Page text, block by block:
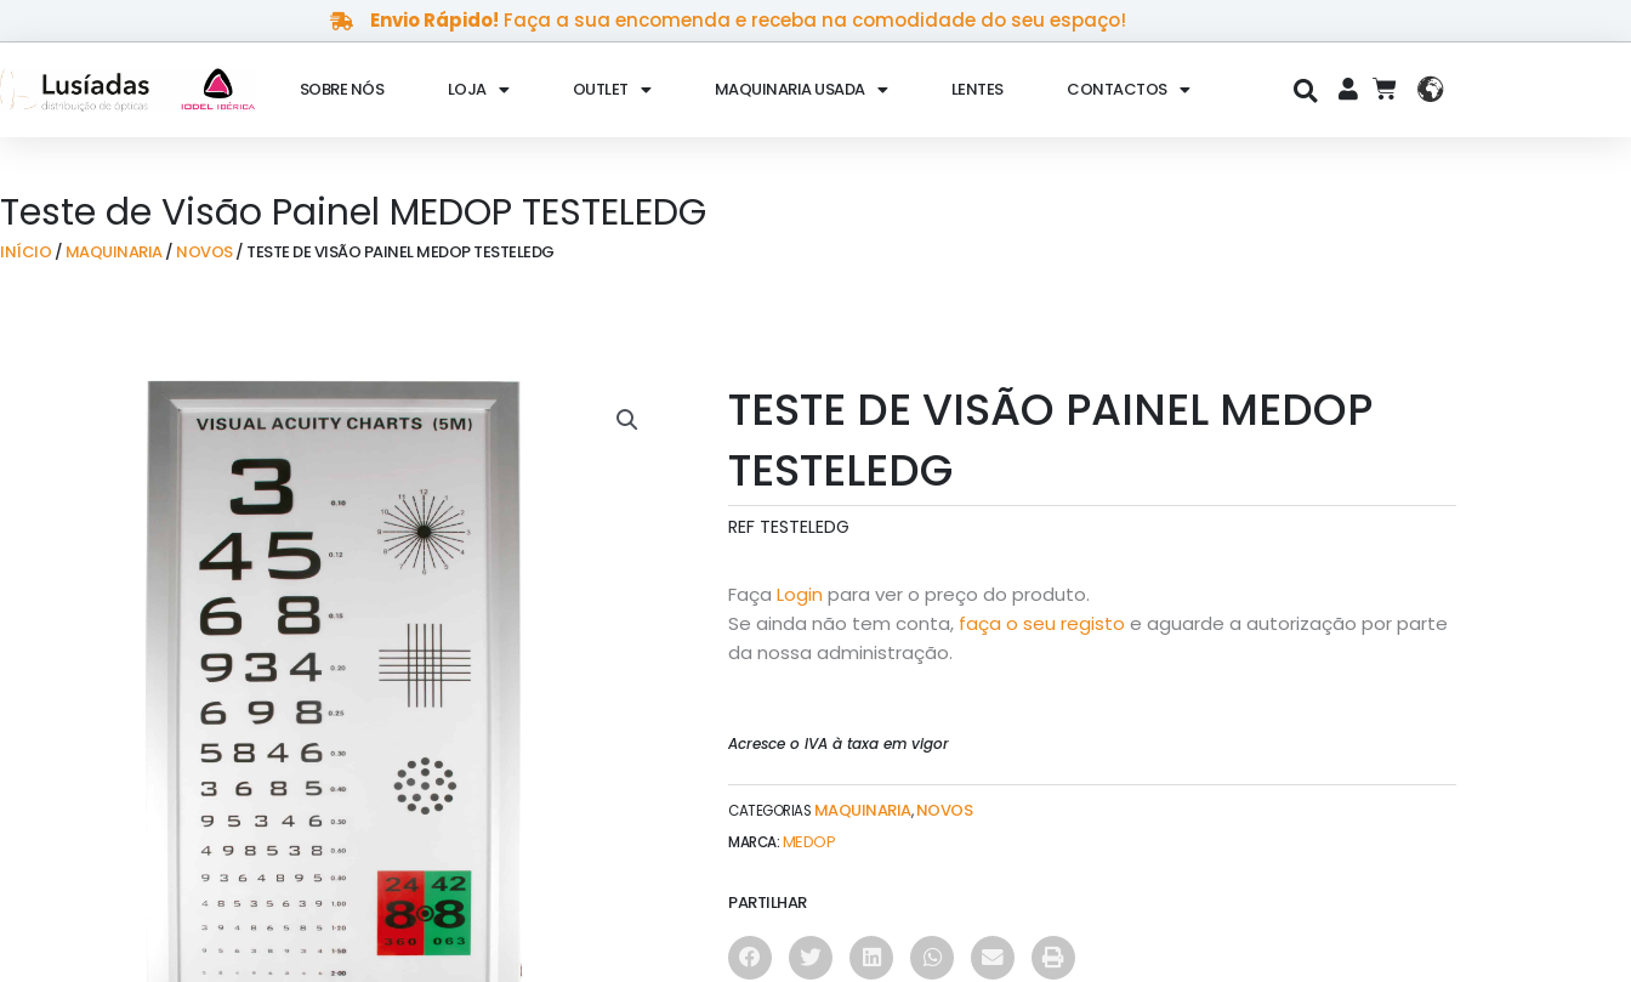
to
content
Envio Rápido! Faça a sua encomenda e receba na comodidade do seu espaço!
SOBRE NÓS LOJA OUTLET MAQUINARIA USADA LENTES CONTACTOS CART
Teste de Visão Painel MEDOP TESTELEDG
INÍCIO / MAQUINARIA/ NOVOS/ TESTE DE VISÃO PAINEL MEDOP TESTELEDG
TESTE DE VISÃO PAINEL MEDOP
TESTELEDG
REF TESTELEDG
Faça Login para ver o preço do produto.
Se ainda não tem conta, faça o seu registo e aguarde a autorização por parte
da nossa administração.
Acresce o IVA à taxa em vigor
CATEGORIAS MAQUINARIA,NOVOS
MARCA:MEDOP
PARTILHAR